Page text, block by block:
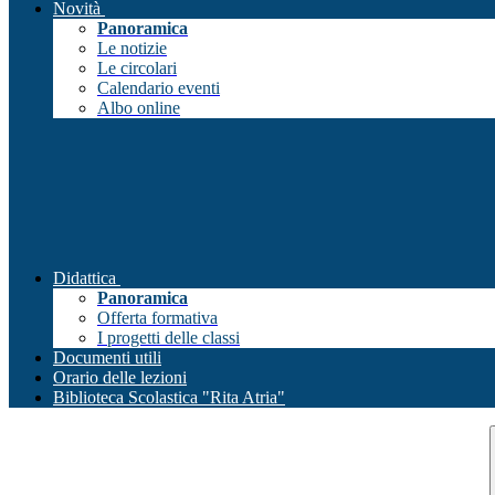
Novità
Panoramica
Le notizie
Le circolari
Calendario eventi
Albo online
Didattica
Panoramica
Offerta formativa
I progetti delle classi
Documenti utili
Orario delle lezioni
Biblioteca Scolastica "Rita Atria"